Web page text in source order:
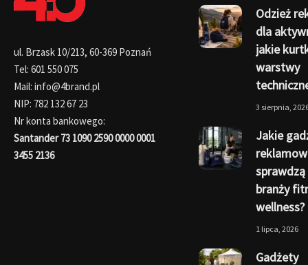
ul. Brzask 10/213, 60-369 Poznań
Tel: 601 550 075
Mail: info@4brand.pl
NIP: 782 132 67 23
Nr konta bankowego:
Santander 73 1090 2590 0000 0001
3455 2136
Odzież
dla
jakie
warstwy
3 sierpnia,
Jakie
sprawdzą
branży
wellness?
1 lipca, 2026
Gadżety